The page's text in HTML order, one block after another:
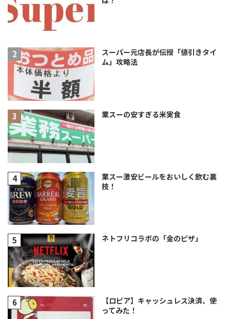
スーパー元店長が伝授「値引きタイ
ム」攻略法
業スーの安すぎる米実食
業スー激安ビールをおいしく飲む裏
技！
ネトフリコラボの「金のピザ」
【ロピア】キャッシュレス決済、使
ってみた！